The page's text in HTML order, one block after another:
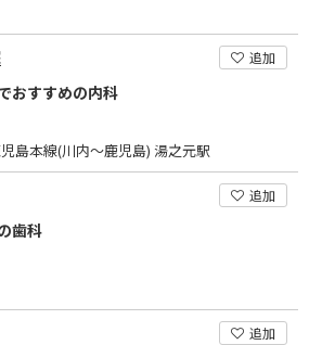
追加
おすすめの内科
島本線(川内～鹿児島) 湯之元駅
追加
歯科
追加